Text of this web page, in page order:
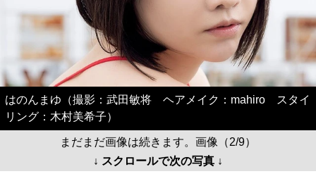
はのんまゆ（撮影：武田敏将 ヘアメイク：mahiro スタイ
リング：木村美希子）
まだまだ画像は続きます。画像（2/9）
↓ スクロールで次の写真 ↓